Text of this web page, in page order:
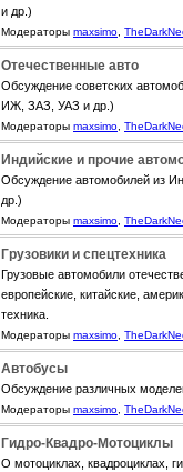
и др.)
Модераторы maxsimo
Отечественные авто
Обсуждение советских
ИЖ, ЗАЗ, УАЗ и др.)
Модераторы maxsimo
Индийские и прочие
Обсуждение автомобилей из
др.)
Модераторы maxsimo
Грузовики и спецтехника
Грузовые автомобили
европейские, китайские,
техника.
Модераторы maxsimo
Автобусы
Обсуждение различных
Модераторы maxsimo
Гидро-Квадро-Мотоциклы
О мотоциклах, квадроциклах,